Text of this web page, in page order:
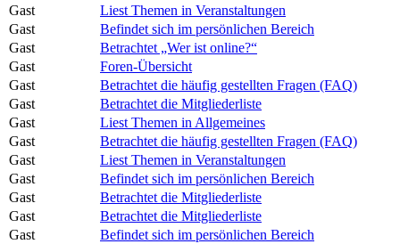
Gast
Liest Themen in Veranstaltungen
Gast
Befindet sich im persönlichen Bereich
Gast
Betrachtet „Wer ist online?“
Gast
Foren-Übersicht
Gast
Betrachtet die häufig gestellten Fragen (FAQ)
Gast
Betrachtet die Mitgliederliste
Gast
Liest Themen in Allgemeines
Gast
Betrachtet die häufig gestellten Fragen (FAQ)
Gast
Liest Themen in Veranstaltungen
Gast
Befindet sich im persönlichen Bereich
Gast
Betrachtet die Mitgliederliste
Gast
Betrachtet die Mitgliederliste
Gast
Befindet sich im persönlichen Bereich